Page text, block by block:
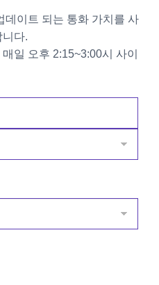
데이트 되는 통화 가치를 사
니다.
일 오후 2:15~3:00시 사이